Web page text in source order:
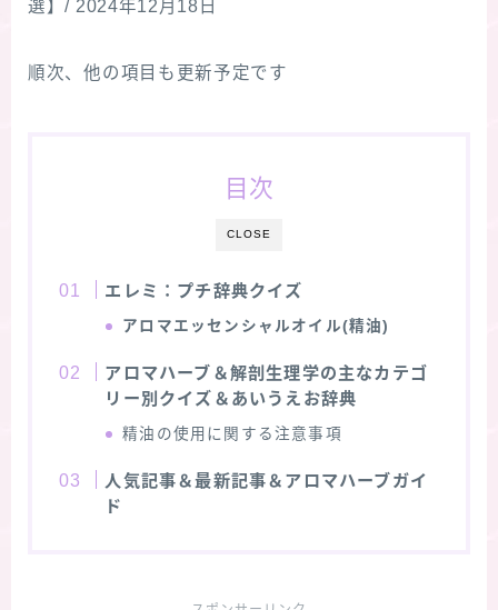
選】/ 2024年12月18日
順次、他の項目も更新予定です
CLOSE
目次
エレミ：プチ辞典クイズ
アロマエッセンシャルオイル(精油)
アロマハーブ＆解剖生理学の主なカテゴ
リー別クイズ＆あいうえお辞典
精油の使用に関する注意事項
人気記事＆最新記事＆アロマハーブガイ
ド